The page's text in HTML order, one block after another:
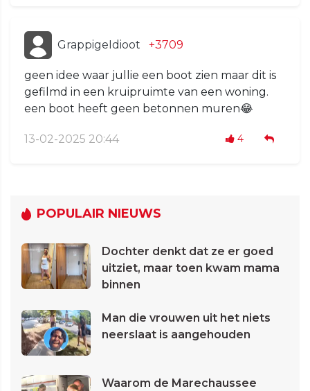
GrappigeIdioot +3709
geen idee waar jullie een boot zien maar dit is
gefilmd in een kruipruimte van een woning.
een boot heeft geen betonnen muren😂
13-02-2025 20:44 4
POPULAIR NIEUWS
Dochter denkt dat ze er goed
uitziet, maar toen kwam mama
binnen
Man die vrouwen uit het niets
neerslaat is aangehouden
Waarom de Marechaussee